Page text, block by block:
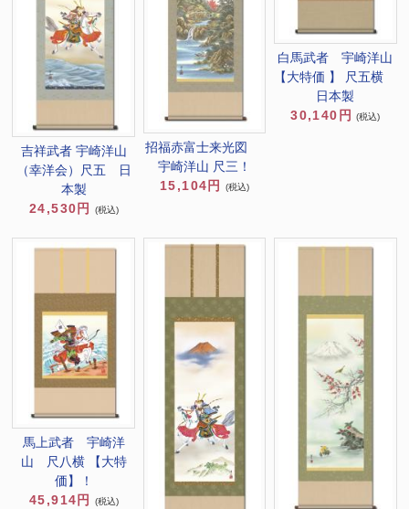
吉祥武者 宇崎洋山
（幸洋会）尺五 日
本製
24,530円
(税込)
招福赤富士来光図
宇崎洋山 尺三！
15,104円
(税込)
白馬武者 宇崎洋山
【大特価 】 尺五横
日本製
30,140円
(税込)
馬上武者 宇崎洋
山 尺八横 【大特
価】！
45,914円
(税込)